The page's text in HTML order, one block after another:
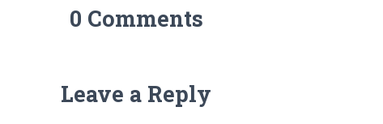
0 Comments
Leave a Reply